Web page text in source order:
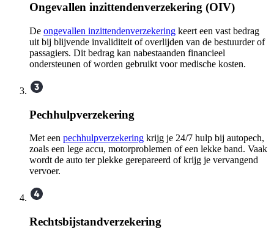
Ongevallen inzittendenverzekering (OIV)
De ongevallen inzittendenverzekering keert een vast bedrag
uit bij blijvende invaliditeit of overlijden van de bestuurder of
passagiers. Dit bedrag kan nabestaanden financieel
ondersteunen of worden gebruikt voor medische kosten.
Pechhulpverzekering
Met een pechhulpverzekering krijg je 24/7 hulp bij autopech,
zoals een lege accu, motorproblemen of een lekke band. Vaak
wordt de auto ter plekke gerepareerd of krijg je vervangend
vervoer.
Rechtsbijstandverzekering